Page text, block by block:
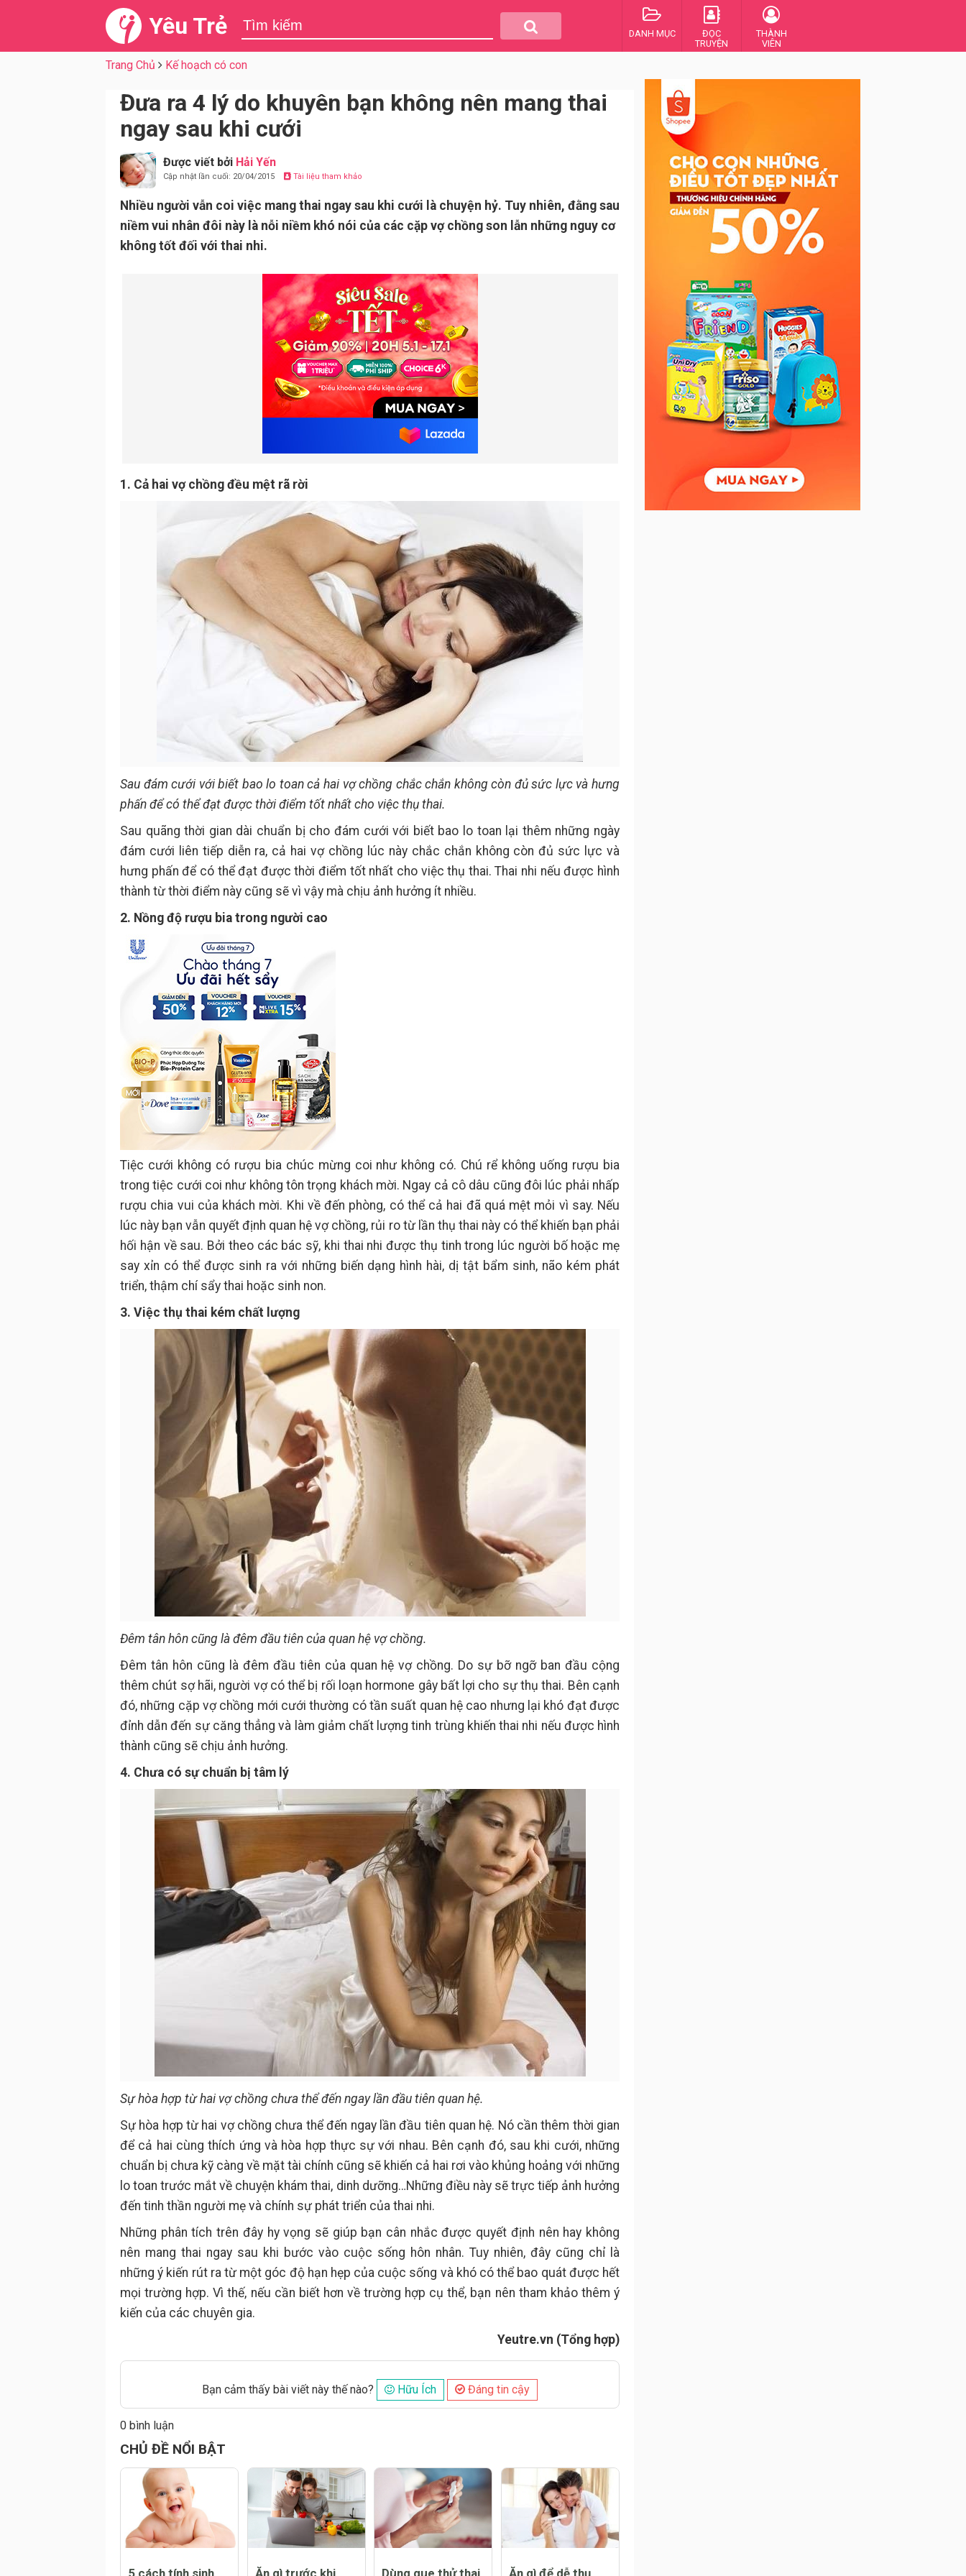
Yêu Trẻ DANH MỤC
ĐỌC
TRUYỆN
THÀNH
VIÊN
Trang Chủ Kế hoạch có con
Đưa ra 4 lý do khuyên bạn không nên mang thai
ngay sau khi cưới
Được viết bởi Hải Yến
Cập nhật lần cuối: 20/04/2015 Tài liệu tham khảo
Nhiều người vẫn coi việc mang thai ngay sau khi cưới là chuyện hỷ. Tuy nhiên, đằng sau
niềm vui nhân đôi này là nỗi niềm khó nói của các cặp vợ chồng son lẫn những nguy cơ
không tốt đối với thai nhi.
1. Cả hai vợ chồng đều mệt rã rời
Sau đám cưới với biết bao lo toan cả hai vợ chồng chắc chắn không còn đủ sức lực và hưng
phấn để có thể đạt được thời điểm tốt nhất cho việc thụ thai.
Sau quãng thời gian dài chuẩn bị cho đám cưới với biết bao lo toan lại thêm những ngày
đám cưới liên tiếp diễn ra, cả hai vợ chồng lúc này chắc chắn không còn đủ sức lực và
hưng phấn để có thể đạt được thời điểm tốt nhất cho việc thụ thai. Thai nhi nếu được hình
thành từ thời điểm này cũng sẽ vì vậy mà chịu ảnh hưởng ít nhiều.
2. Nồng độ rượu bia trong người cao
Tiệc cưới không có rượu bia chúc mừng coi như không có. Chú rể không uống rượu bia
trong tiệc cưới coi như không tôn trọng khách mời. Ngay cả cô dâu cũng đôi lúc phải nhấp
rượu chia vui của khách mời. Khi về đến phòng, có thể cả hai đã quá mệt mỏi vì say. Nếu
lúc này bạn vẫn quyết định quan hệ vợ chồng, rủi ro từ lần thụ thai này có thể khiến bạn phải
hối hận về sau. Bởi theo các bác sỹ, khi thai nhi được thụ tinh trong lúc người bố hoặc mẹ
say xỉn có thể được sinh ra với những biến dạng hình hài, dị tật bẩm sinh, não kém phát
triển, thậm chí sẩy thai hoặc sinh non.
3. Việc thụ thai kém chất lượng
Đêm tân hôn cũng là đêm đầu tiên của quan hệ vợ chồng.
Đêm tân hôn cũng là đêm đầu tiên của quan hệ vợ chồng. Do sự bỡ ngỡ ban đầu cộng
thêm chút sợ hãi, người vợ có thể bị rối loạn hormone gây bất lợi cho sự thụ thai. Bên cạnh
đó, những cặp vợ chồng mới cưới thường có tần suất quan hệ cao nhưng lại khó đạt được
đỉnh dẫn đến sự căng thẳng và làm giảm chất lượng tinh trùng khiến thai nhi nếu được hình
thành cũng sẽ chịu ảnh hưởng.
4. Chưa có sự chuẩn bị tâm lý
Sự hòa hợp từ hai vợ chồng chưa thể đến ngay lần đầu tiên quan hệ.
Sự hòa hợp từ hai vợ chồng chưa thể đến ngay lần đầu tiên quan hệ. Nó cần thêm thời gian
để cả hai cùng thích ứng và hòa hợp thực sự với nhau. Bên cạnh đó, sau khi cưới, những
chuẩn bị chưa kỹ càng về mặt tài chính cũng sẽ khiến cả hai rơi vào khủng hoảng với những
lo toan trước mắt về chuyện khám thai, dinh dưỡng…Những điều này sẽ trực tiếp ảnh hưởng
đến tinh thần người mẹ và chính sự phát triển của thai nhi.
Những phân tích trên đây hy vọng sẽ giúp bạn cân nhắc được quyết định nên hay không
nên mang thai ngay sau khi bước vào cuộc sống hôn nhân. Tuy nhiên, đây cũng chỉ là
những ý kiến rút ra từ một góc độ hạn hẹp của cuộc sống và khó có thể bao quát được hết
mọi trường hợp. Vì thế, nếu cần biết hơn về trường hợp cụ thể, bạn nên tham khảo thêm ý
kiến của các chuyên gia.
Yeutre.vn (Tổng hợp)
Bạn cảm thấy bài viết này thế nào? Hữu Ích Đáng tin cậy
0 bình luận
CHỦ ĐỀ NỔI BẬT